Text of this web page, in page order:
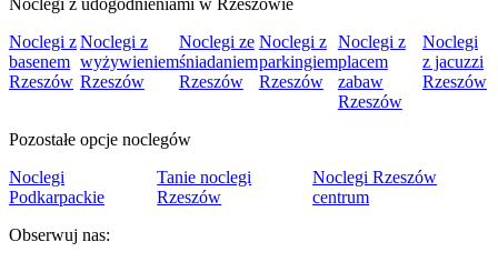
Noclegi z udogodnieniami w Rzeszowie
Noclegi z
basenem
Rzeszów
Noclegi z
wyżywieniem
Rzeszów
Noclegi ze
śniadaniem
Rzeszów
Noclegi z
parkingiem
Rzeszów
Noclegi z
placem
zabaw
Rzeszów
Noclegi
z jacuzzi
Rzeszów
Pozostałe opcje noclegów
Noclegi
Podkarpackie
Tanie noclegi
Rzeszów
Noclegi Rzeszów
centrum
Obserwuj nas: